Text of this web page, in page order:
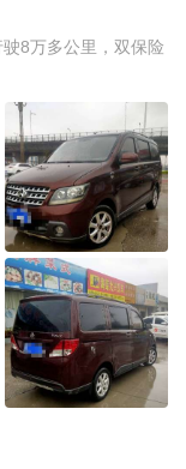
8万多公里，双保险